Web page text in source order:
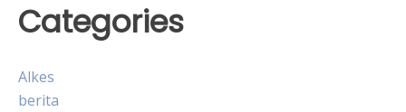
Categories
Alkes
berita